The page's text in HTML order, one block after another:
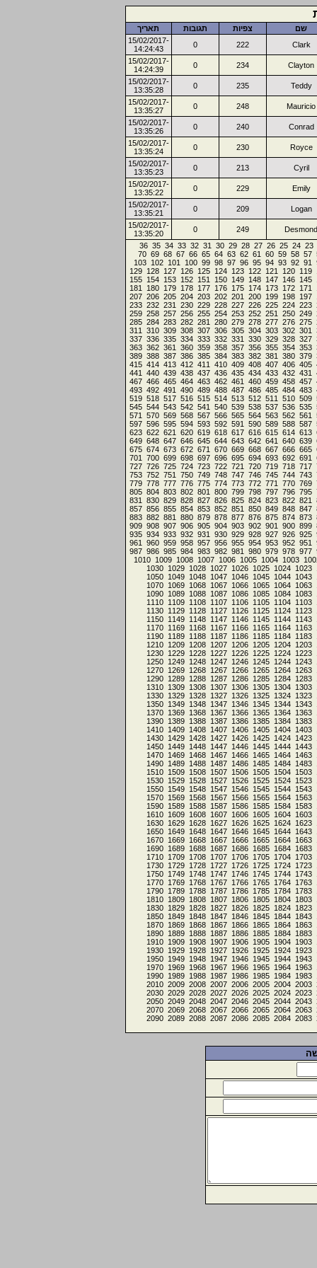
שם צפיות תגובות
תאריך
Clark
222
0
15/02/2017-
14:24:43
Clayton
234
0
15/02/2017-
14:24:39
Teddy
235
0
15/02/2017-
13:35:28
Mauricio
248
0
15/02/2017-
13:35:27
Conrad
240
0
15/02/2017-
13:35:26
Royce
230
0
15/02/2017-
13:35:24
Cyril
213
0
15/02/2017-
13:35:23
Emily
229
0
15/02/2017-
13:35:22
Logan
209
0
15/02/2017-
13:35:21
Desmond
249
0
15/02/2017-
13:35:20
23
24
25
26
27
28
29
30
31
32
33
34
35
36
57
58
59
60
61
62
63
64
65
66
67
68
69
70
91
92
93
94
95
96
97
98
99
100
101
102
103
119
120
121
122
123
124
125
126
127
128
129
145
146
147
148
149
150
151
152
153
154
155
171
172
173
174
175
176
177
178
179
180
181
197
198
199
200
201
202
203
204
205
206
207
223
224
225
226
227
228
229
230
231
232
233
249
250
251
252
253
254
255
256
257
258
259
275
276
277
278
279
280
281
282
283
284
285
301
302
303
304
305
306
307
308
309
310
311
327
328
329
330
331
332
333
334
335
336
337
353
354
355
356
357
358
359
360
361
362
363
379
380
381
382
383
384
385
386
387
388
389
405
406
407
408
409
410
411
412
413
414
415
431
432
433
434
435
436
437
438
439
440
441
457
458
459
460
461
462
463
464
465
466
467
483
484
485
486
487
488
489
490
491
492
493
509
510
511
512
513
514
515
516
517
518
519
535
536
537
538
539
540
541
542
543
544
545
561
562
563
564
565
566
567
568
569
570
571
587
588
589
590
591
592
593
594
595
596
597
613
614
615
616
617
618
619
620
621
622
623
639
640
641
642
643
644
645
646
647
648
649
665
666
667
668
669
670
671
672
673
674
675
691
692
693
694
695
696
697
698
699
700
701
717
718
719
720
721
722
723
724
725
726
727
743
744
745
746
747
748
749
750
751
752
753
769
770
771
772
773
774
775
776
777
778
779
795
796
797
798
799
800
801
802
803
804
805
821
822
823
824
825
826
827
828
829
830
831
847
848
849
850
851
852
853
854
855
856
857
873
874
875
876
877
878
879
880
881
882
883
899
900
901
902
903
904
905
906
907
908
909
925
926
927
928
929
930
931
932
933
934
935
951
952
953
954
955
956
957
958
959
960
961
977
978
979
980
981
982
983
984
985
986
987
1003
1004
1005
1006
1007
1008
1009
1010
1023
1024
1025
1026
1027
1028
1029
1030
1043
1044
1045
1046
1047
1048
1049
1050
1063
1064
1065
1066
1067
1068
1069
1070
1083
1084
1085
1086
1087
1088
1089
1090
1103
1104
1105
1106
1107
1108
1109
1110
1123
1124
1125
1126
1127
1128
1129
1130
1143
1144
1145
1146
1147
1148
1149
1150
1163
1164
1165
1166
1167
1168
1169
1170
1183
1184
1185
1186
1187
1188
1189
1190
1203
1204
1205
1206
1207
1208
1209
1210
1223
1224
1225
1226
1227
1228
1229
1230
1243
1244
1245
1246
1247
1248
1249
1250
1263
1264
1265
1266
1267
1268
1269
1270
1283
1284
1285
1286
1287
1288
1289
1290
1303
1304
1305
1306
1307
1308
1309
1310
1323
1324
1325
1326
1327
1328
1329
1330
1343
1344
1345
1346
1347
1348
1349
1350
1363
1364
1365
1366
1367
1368
1369
1370
1383
1384
1385
1386
1387
1388
1389
1390
1403
1404
1405
1406
1407
1408
1409
1410
1423
1424
1425
1426
1427
1428
1429
1430
1443
1444
1445
1446
1447
1448
1449
1450
1463
1464
1465
1466
1467
1468
1469
1470
1483
1484
1485
1486
1487
1488
1489
1490
1503
1504
1505
1506
1507
1508
1509
1510
1523
1524
1525
1526
1527
1528
1529
1530
1543
1544
1545
1546
1547
1548
1549
1550
1563
1564
1565
1566
1567
1568
1569
1570
1583
1584
1585
1586
1587
1588
1589
1590
1603
1604
1605
1606
1607
1608
1609
1610
1623
1624
1625
1626
1627
1628
1629
1630
1643
1644
1645
1646
1647
1648
1649
1650
1663
1664
1665
1666
1667
1668
1669
1670
1683
1684
1685
1686
1687
1688
1689
1690
1703
1704
1705
1706
1707
1708
1709
1710
1723
1724
1725
1726
1727
1728
1729
1730
1743
1744
1745
1746
1747
1748
1749
1750
1763
1764
1765
1766
1767
1768
1769
1770
1783
1784
1785
1786
1787
1788
1789
1790
1803
1804
1805
1806
1807
1808
1809
1810
1823
1824
1825
1826
1827
1828
1829
1830
1843
1844
1845
1846
1847
1848
1849
1850
1863
1864
1865
1866
1867
1868
1869
1870
1883
1884
1885
1886
1887
1888
1889
1890
1903
1904
1905
1906
1907
1908
1909
1910
1923
1924
1925
1926
1927
1928
1929
1930
1943
1944
1945
1946
1947
1948
1949
1950
1963
1964
1965
1966
1967
1968
1969
1970
1983
1984
1985
1986
1987
1988
1989
1990
2003
2004
2005
2006
2007
2008
2009
2010
2023
2024
2025
2026
2027
2028
2029
2030
2043
2044
2045
2046
2047
2048
2049
2050
2063
2064
2065
2066
2067
2068
2069
2070
2083
2084
2085
2086
2087
2088
2089
2090